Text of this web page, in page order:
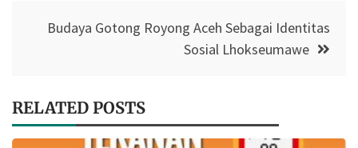
Budaya Gotong Royong Aceh Sebagai Identitas
Sosial Lhokseumawe
RELATED POSTS